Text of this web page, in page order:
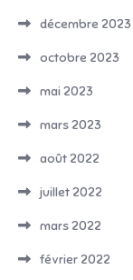
décembre 2023
octobre 2023
mai 2023
mars 2023
août 2022
juillet 2022
mars 2022
février 2022